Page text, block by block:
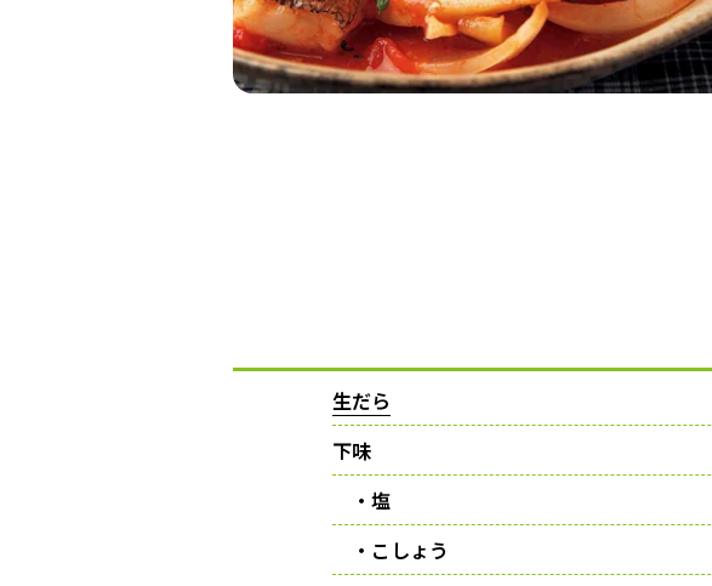
生だら
下味
・塩
・こしょう